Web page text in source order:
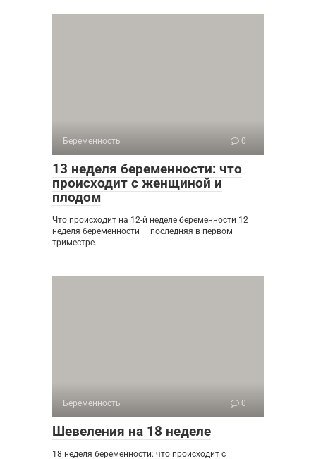
Беременность 0
13 неделя беременности: что
происходит с женщиной и
плодом
Что происходит на 12-й неделе беременности 12
неделя беременности — последняя в первом
триместре.
Беременность 0
Шевеления на 18 неделе
18 неделя беременности: что происходит с